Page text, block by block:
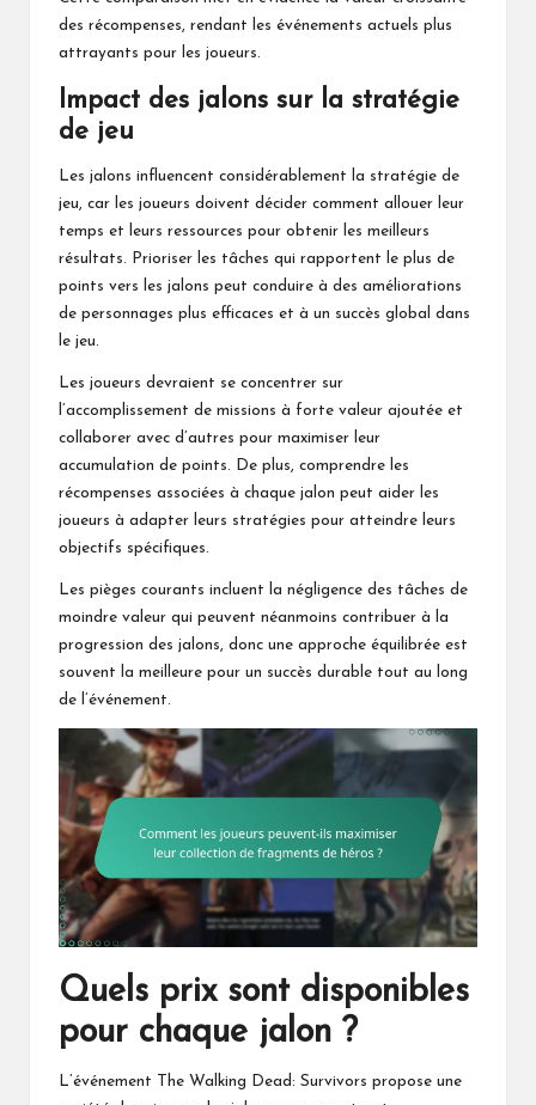
des récompenses, rendant les événements actuels plus
attrayants pour les joueurs.
Impact des jalons sur la stratégie
de jeu
Les jalons influencent considérablement la stratégie de
jeu, car les joueurs doivent décider comment allouer leur
temps et leurs ressources pour obtenir les meilleurs
résultats. Prioriser les tâches qui rapportent le plus de
points vers les jalons peut conduire à des améliorations
de personnages plus efficaces et à un succès global dans
le jeu.
Les joueurs devraient se concentrer sur
l’accomplissement de missions à forte valeur ajoutée et
collaborer avec d’autres pour maximiser leur
accumulation de points. De plus, comprendre les
récompenses associées à chaque jalon peut aider les
joueurs à adapter leurs stratégies pour atteindre leurs
objectifs spécifiques.
Les pièges courants incluent la négligence des tâches de
moindre valeur qui peuvent néanmoins contribuer à la
progression des jalons, donc une approche équilibrée est
souvent la meilleure pour un succès durable tout au long
de l’événement.
Quels prix sont disponibles
pour chaque jalon ?
L’événement The Walking Dead: Survivors propose une